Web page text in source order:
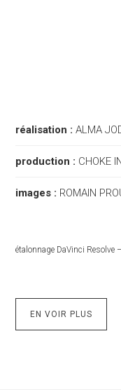
réalisation :ALMA
production : CHOKE
images : ROMAIN
étalonnage DaVinci Resolve
EN VOIR PLUS